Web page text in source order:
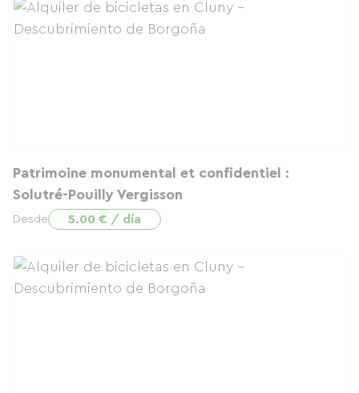
Patrimoine monumental et confidentiel :
Solutré-Pouilly Vergisson
Desde 5.00 € / día